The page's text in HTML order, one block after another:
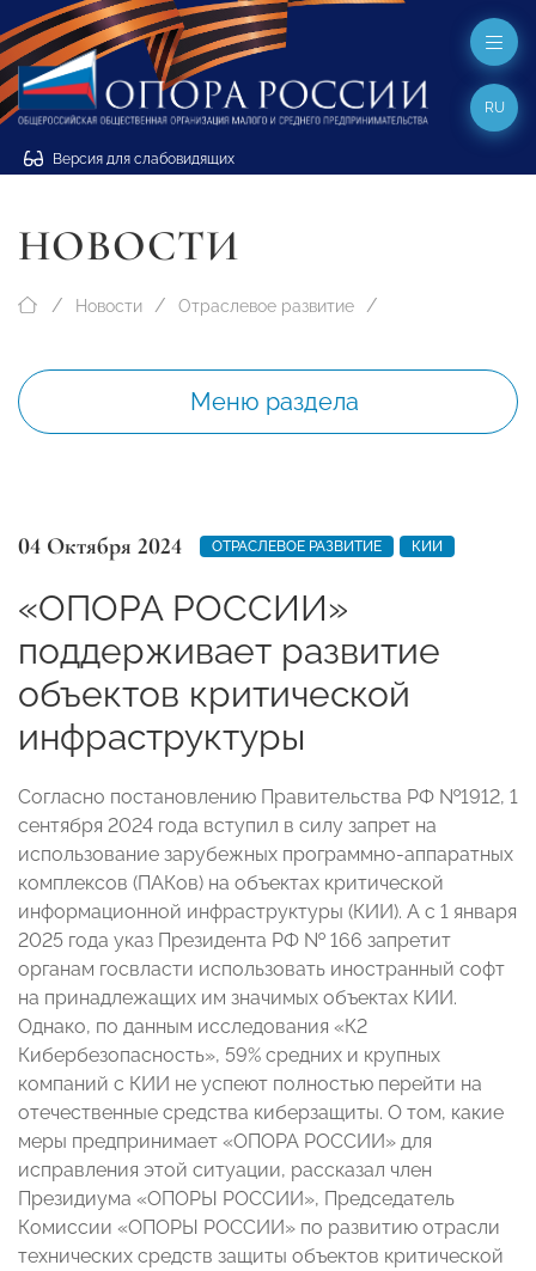
Версия для слабовидящих
RU
НОВОСТИ
Новости Отраслевое развитие
Меню раздела
04 Октября 2024 ОТРАСЛЕВОЕ РАЗВИТИЕ КИИ
«ОПОРА РОССИИ»
поддерживает развитие
объектов критической
инфраструктуры
Согласно постановлению Правительства РФ №1912, 1
сентября 2024 года вступил в силу запрет на
использование зарубежных программно-аппаратных
комплексов (ПАКов) на объектах критической
информационной инфраструктуры (КИИ). А с 1 января
2025 года указ Президента РФ № 166 запретит
органам госвласти использовать иностранный софт
на принадлежащих им значимых объектах КИИ.
Однако, по данным исследования «К2
Кибербезопасность», 59% средних и крупных
компаний c КИИ не успеют полностью перейти на
отечественные средства киберзащиты. О том, какие
меры предпринимает «ОПОРА РОССИИ» для
исправления этой ситуации, рассказал член
Президиума «ОПОРЫ РОССИИ», Председатель
Комиссии «ОПОРЫ РОССИИ» по развитию отрасли
технических средств защиты объектов критической